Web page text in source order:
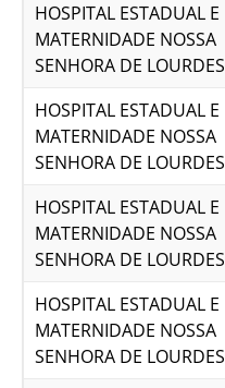
HOSPITAL ESTADUAL E
MATERNIDADE NOSSA
SENHORA DE LOURDES
HOSPITAL ESTADUAL E
MATERNIDADE NOSSA
SENHORA DE LOURDES
HOSPITAL ESTADUAL E
MATERNIDADE NOSSA
SENHORA DE LOURDES
HOSPITAL ESTADUAL E
MATERNIDADE NOSSA
SENHORA DE LOURDES